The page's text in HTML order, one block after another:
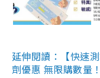
延伸閱讀：【快速
劑優惠 無限購數量